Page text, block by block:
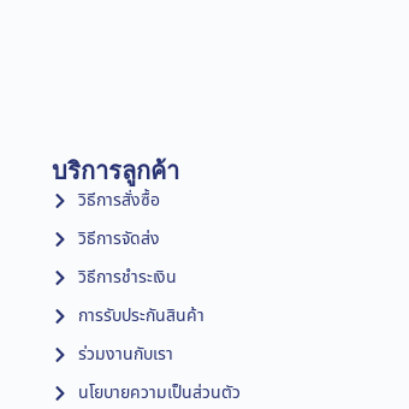
บริการลูกค้า
วิธีการสั่งซื้อ
วิธีการจัดส่ง
วิธีการชำระเงิน
การรับประกันสินค้า
ร่วมงานกับเรา
นโยบายความเป็นส่วนตัว